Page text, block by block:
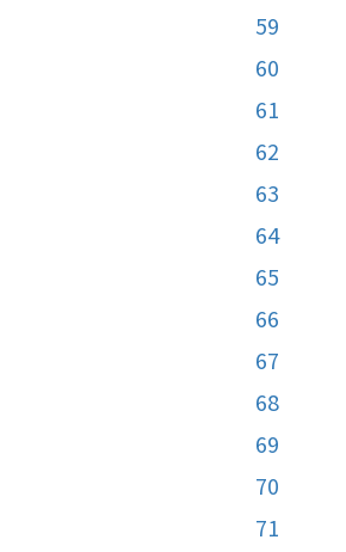
59
60
61
62
63
64
65
66
67
68
69
70
71